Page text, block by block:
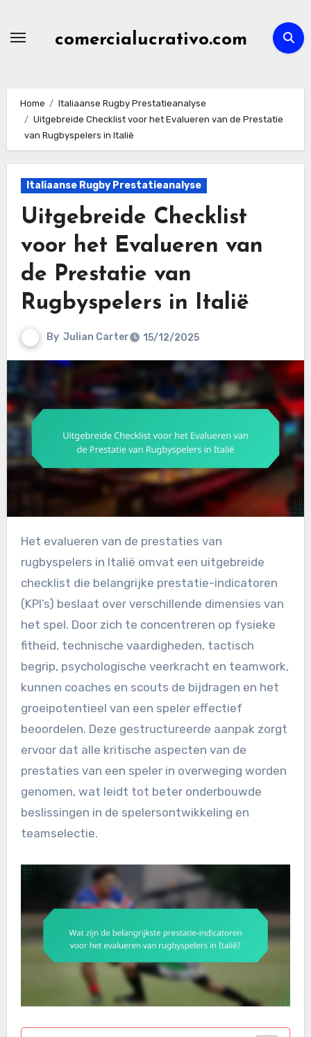
comercialucrativo.com
Home
Italiaanse Rugby Prestatieanalyse
Uitgebreide Checklist voor het Evalueren van de Prestatie
van Rugbyspelers in Italië
Italiaanse Rugby Prestatieanalyse
Uitgebreide Checklist
voor het Evalueren van
de Prestatie van
Rugbyspelers in Italië
By Julian Carter 15/12/2025
Het evalueren van de prestaties van
rugbyspelers in Italië omvat een uitgebreide
checklist die belangrijke prestatie-indicatoren
(KPI’s) beslaat over verschillende dimensies van
het spel. Door zich te concentreren op fysieke
fitheid, technische vaardigheden, tactisch
begrip, psychologische veerkracht en teamwork,
kunnen coaches en scouts de bijdragen en het
groeipotentieel van een speler effectief
beoordelen. Deze gestructureerde aanpak zorgt
ervoor dat alle kritische aspecten van de
prestaties van een speler in overweging worden
genomen, wat leidt tot beter onderbouwde
beslissingen in de spelersontwikkeling en
teamselectie.